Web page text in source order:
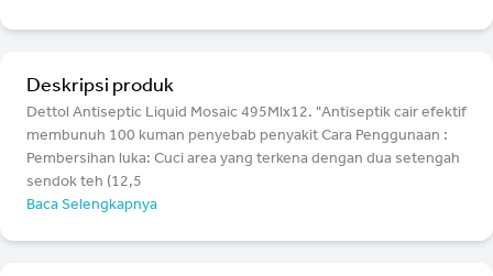
Deskripsi produk
Dettol Antiseptic Liquid Mosaic 495Mlx12. "Antiseptik cair efektif
membunuh 100 kuman penyebab penyakit Cara Penggunaan :
Pembersihan luka: Cuci area yang terkena dengan dua setengah
sendok teh (12,5
Baca Selengkapnya